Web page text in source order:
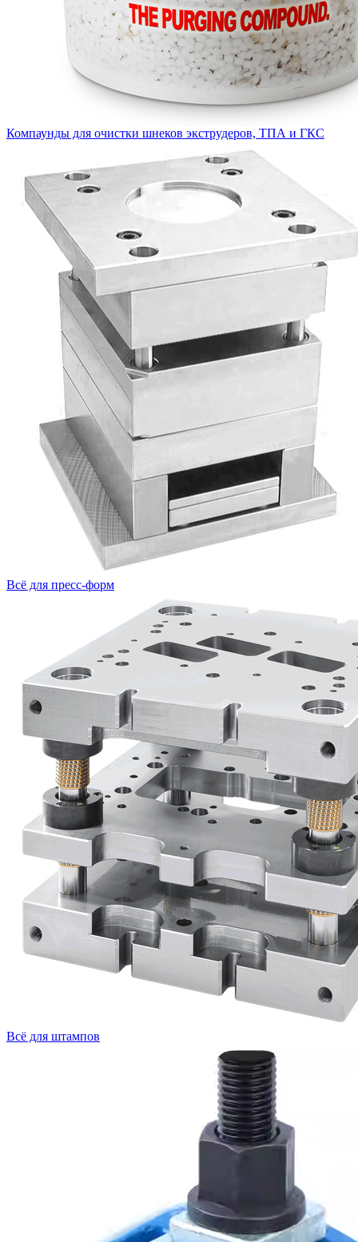
Компаунды для очистки шнеков экструдеров, ТПА и ГКС
Всё для пресс-форм
Всё для штампов